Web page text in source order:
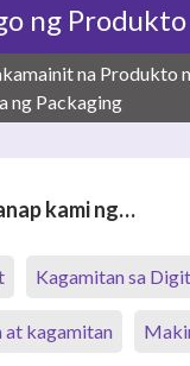
ng Produkto
na Produkto
ng Packaging
kami ng…
Kagamitan sa
at kagamitan